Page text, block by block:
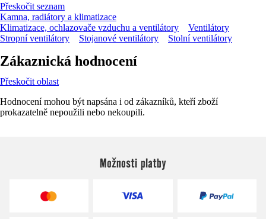
Přeskočit seznam
Kamna, radiátory a klimatizace
Klimatizace, ochlazovače vzduchu a ventilátory
Ventilátory
Stropní ventilátory
Stojanové ventilátory Stolní ventilátory
Zákaznická hodnocení
Přeskočit oblast
Hodnocení mohou být napsána i od zákazníků, kteří zboží
prokazatelně nepoužili nebo nekoupili.
Možnosti platby